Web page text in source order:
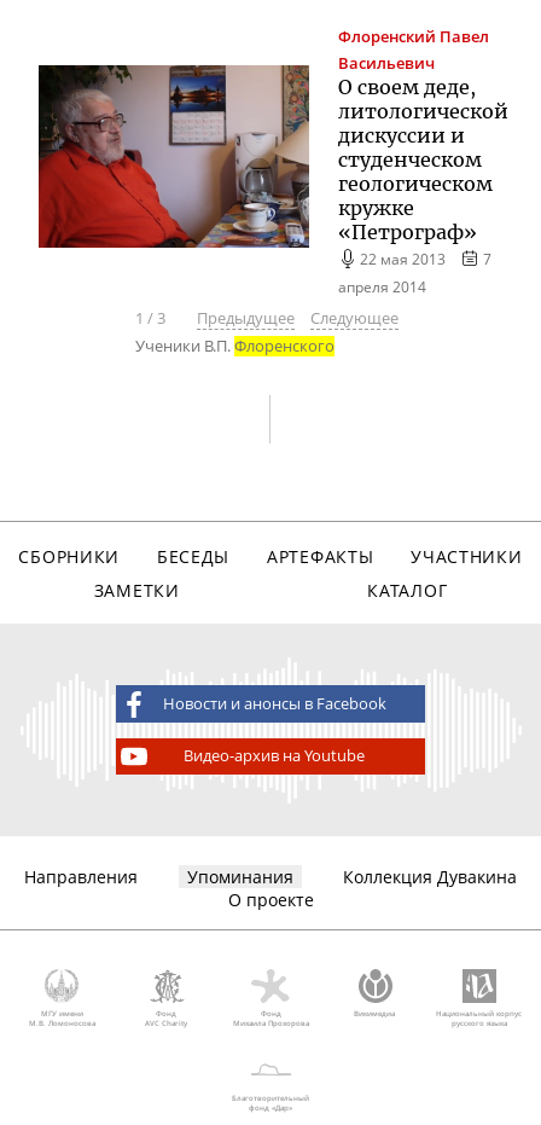
Флоренский Павел
Васильевич
О своем деде,
литологической
дискуссии и
студенческом
геологическом
кружке
«Петрограф»
22 мая 2013
7
апреля 2014
1 /3 Предыдущее
Следующее
Ученики В.П.Флоренского
СБОРНИКИ БЕСЕДЫ АРТЕФАКТЫ
УЧАСТНИКИ
ЗАМЕТКИ
КАТАЛОГ
Новости и анонсы в Facebook
Видео-архив на Youtube
Направления Упоминания
Коллекция Дувакина
О проекте
МГУ имени
М.В. Ломоносова
Фонд
AVC Charity
Фонд
Михаила Прохорова
Викимедиа
Национальный корпус
русского языка
Благотворительный
фонд «Дар»